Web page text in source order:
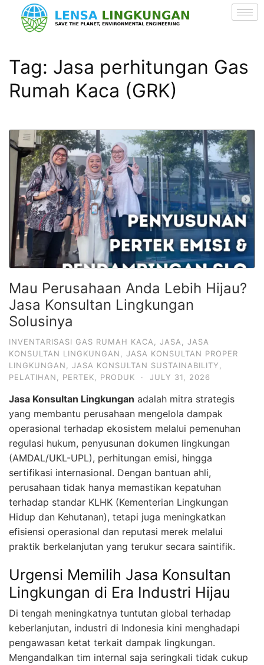
Tag: Jasa perhitungan Gas
Rumah Kaca (GRK)
Mau Perusahaan Anda Lebih Hijau?
Jasa Konsultan Lingkungan
Solusinya
INVENTARISASI GAS RUMAH KACA JASA
JASA
KONSULTAN LINGKUNGAN
JASA KONSULTAN PROPER
LINGKUNGAN
JASA KONSULTAN SUSTAINABILITY
PELATIHAN
PERTEK PRODUK · JULY 31, 2026
Jasa Konsultan Lingkungan adalah mitra strategis
yang membantu perusahaan mengelola dampak
operasional terhadap ekosistem melalui pemenuhan
regulasi hukum, penyusunan dokumen lingkungan
(AMDAL/UKL-UPL), perhitungan emisi, hingga
sertifikasi internasional. Dengan bantuan ahli,
perusahaan tidak hanya memastikan kepatuhan
terhadap standar KLHK (Kementerian Lingkungan
Hidup dan Kehutanan), tetapi juga meningkatkan
efisiensi operasional dan reputasi merek melalui
praktik berkelanjutan yang terukur secara saintifik.
Urgensi Memilih Jasa Konsultan
Lingkungan di Era Industri Hijau
Di tengah meningkatnya tuntutan global terhadap
keberlanjutan, industri di Indonesia kini menghadapi
pengawasan ketat terkait dampak lingkungan.
Mengandalkan tim internal saja seringkali tidak cukup